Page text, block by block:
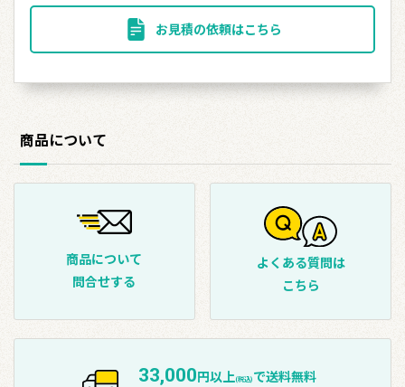
お見積の依頼はこちら
商品について
商品について
問合せする
よくある質問は
こちら
33,000円以上 (税込) で送料無料